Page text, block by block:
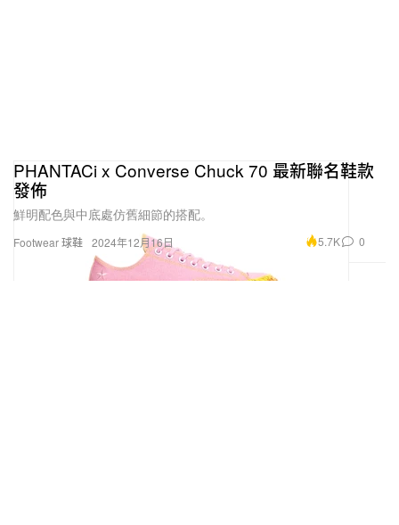
Footwear 球鞋
PHANTACi x Converse Chuck 70 最新聯名鞋款
發佈
鮮明配色與中底處仿舊細節的搭配。
2024年12月16日 5.7K 0